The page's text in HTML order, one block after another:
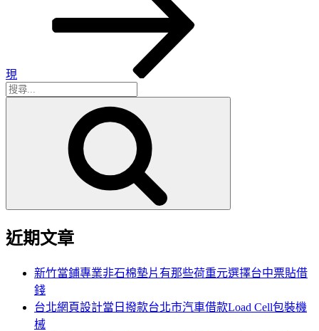
現
搜
近期文章
新竹當鋪專業非石棉墊片有那些荷重元選擇台中票貼借
錢
台北網頁設計當日撥款台北市汽車借款Load Cell包裝機
械